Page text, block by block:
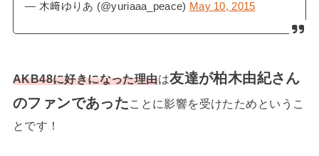
— 木﨑ゆりあ (@yuriaaa_peace) May 10, 2015
AKB48に好きになった理由は友達が柏木由紀さん
のファンであった ことに影響を受けたためというこ
とです！